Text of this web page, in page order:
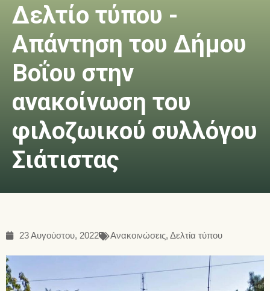
Δελτίο τύπου -
Απάντηση του Δήμου
Βοΐου στην
ανακοίνωση του
φιλοζωικού συλλόγου
Σιάτιστας
23 Αυγούστου, 2022 Ανακοινώσεις,Δελτία τύπου